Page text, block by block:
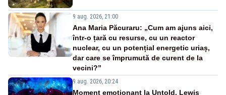
9 aug. 2026, 21:00
Ana Maria Păcuraru: „Cum am ajuns aici,
într-o țară cu resurse, cu un reactor
nuclear, cu un potențial energetic uriaș,
dar care se împrumută de curent de la
vecini?”
9 aug. 2026, 20:24
Moment emoționant la Untold. Lewis